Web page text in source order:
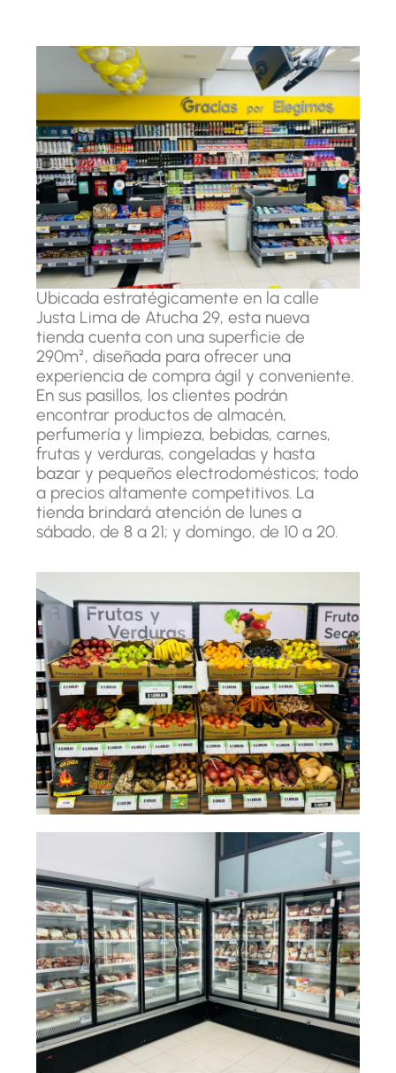
Ubicada estratégicamente en la calle
Justa Lima de Atucha 29, esta nueva
tienda cuenta con una superficie de
290m², diseñada para ofrecer una
experiencia de compra ágil y conveniente.
En sus pasillos, los clientes podrán
encontrar productos de almacén,
perfumería y limpieza, bebidas, carnes,
frutas y verduras, congeladas y hasta
bazar y pequeños electrodomésticos; todo
a precios altamente competitivos. La
tienda brindará atención de lunes a
sábado, de 8 a 21; y domingo, de 10 a 20.